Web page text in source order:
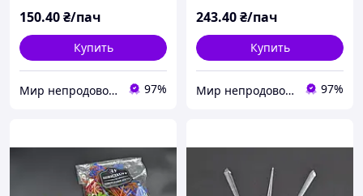
150.40₴/пач
Купить
Мир непродовольственных товаров 97%
243.40₴/пач
Купить
Мир непродовольственных товаров 97%